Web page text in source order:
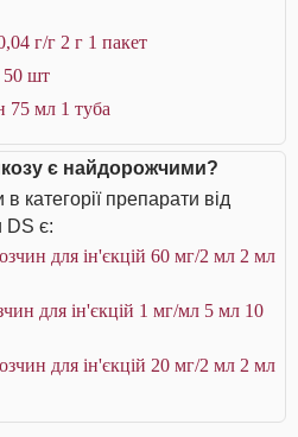
г/г 2 г 1 пакет
50 шт
75 мл 1 туба
є найдорожчими?
препарати від
DS є:
для ін'єкцій 60 мг/2 мл 2 мл
для ін'єкцій 1 мг/мл 5 мл 10
для ін'єкцій 20 мг/2 мл 2 мл